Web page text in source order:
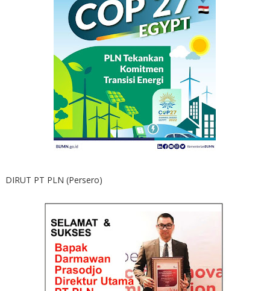
DIRUT PT PLN (Persero)